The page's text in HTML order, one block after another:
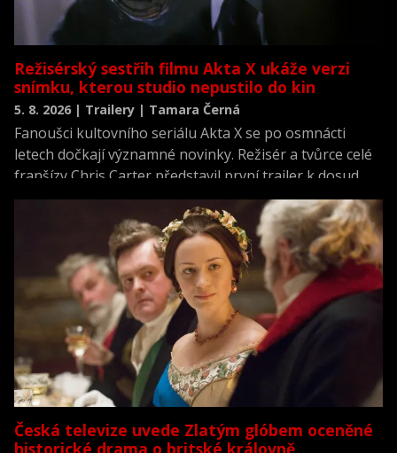
Režisérský sestřih filmu Akta X ukáže verzi
snímku, kterou studio nepustilo do kin
5. 8. 2026 | Trailery | Tamara Černá
Fanoušci kultovního seriálu Akta X se po osmnácti
letech dočkají významné novinky. Režisér a tvůrce celé
franšízy Chris Carter představil první trailer k dosud
neviděné režisérské verzi filmu Akta X: Chci uvěřit.
Česká televize uvede Zlatým glóbem oceněné
historické drama o britské královně